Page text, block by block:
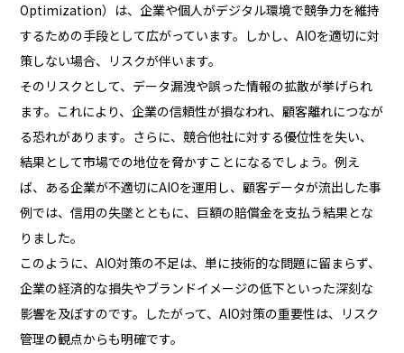
Optimization）は、企業や個人がデジタル環境で競争力を維持
するための手段として広がっています。しかし、AIOを適切に対
策しない場合、リスクが伴います。
そのリスクとして、データ漏洩や誤った情報の拡散が挙げられ
ます。これにより、企業の信頼性が損なわれ、顧客離れにつなが
る恐れがあります。さらに、競合他社に対する優位性を失い、
結果として市場での地位を脅かすことになるでしょう。例え
ば、ある企業が不適切にAIOを運用し、顧客データが流出した事
例では、信用の失墜とともに、巨額の賠償金を支払う結果とな
りました。
このように、AIO対策の不足は、単に技術的な問題に留まらず、
企業の経済的な損失やブランドイメージの低下といった深刻な
影響を及ぼすのです。したがって、AIO対策の重要性は、リスク
管理の観点からも明確です。